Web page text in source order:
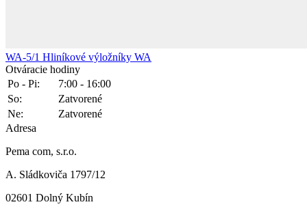
WA-5/1 Hliníkové výložníky WA
Otváracie hodiny
Po - Pi:
7:00 - 16:00
So:
Zatvorené
Ne:
Zatvorené
Adresa
Pema com, s.r.o.
A. Sládkoviča 1797/12
02601 Dolný Kubín